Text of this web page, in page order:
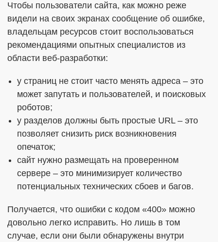
Чтобы пользователи сайта, как можно реже
видели на своих экранах сообщение об ошибке,
владельцам ресурсов стоит воспользоваться
рекомендациями опытных специалистов из
области веб-разработки:
у страниц не стоит часто менять адреса – это
может запутать и пользователей, и поисковых
роботов;
у разделов должны быть простые URL – это
позволяет снизить риск возникновения
опечаток;
сайт нужно размещать на проверенном
сервере – это минимизирует количество
потенциальных технических сбоев и багов.
Получается, что ошибки с кодом «400» можно
довольно легко исправить. Но лишь в том
случае, если они были обнаружены внутри